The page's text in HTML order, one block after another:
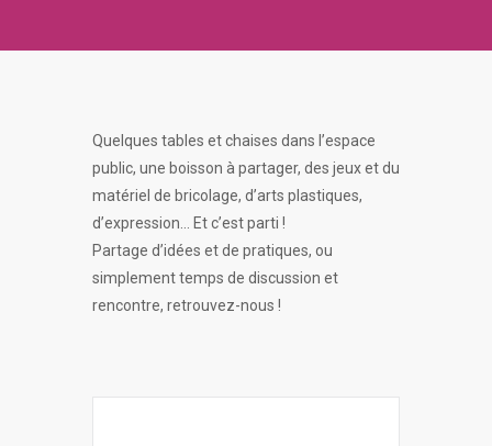
Quelques tables et chaises dans l’espace
public, une boisson à partager, des jeux et du
matériel de bricolage, d’arts plastiques,
d’expression… Et c’est parti !
Partage d’idées et de pratiques, ou
simplement temps de discussion et
rencontre, retrouvez-nous !